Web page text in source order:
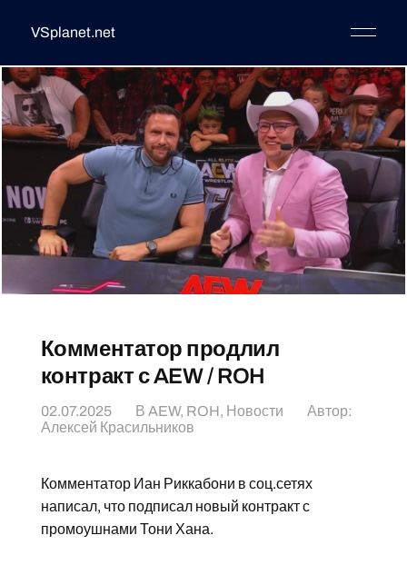
VSplanet.net
Комментатор продлил
контракт с AEW / ROH
02.07.2025 В AEW, ROH, Новости
Автор:
Алексей Красильников
Комментатор Иан Риккабони в соц.сетях
написал, что подписал новый контракт с
промоушнами Тони Хана.